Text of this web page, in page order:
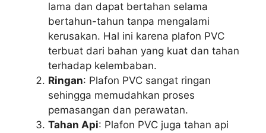
lama dan dapat bertahan selama
bertahun-tahun tanpa mengalami
kerusakan. Hal ini karena plafon PVC
terbuat dari bahan yang kuat dan tahan
terhadap kelembaban.
Ringan: Plafon PVC sangat ringan
sehingga memudahkan proses
pemasangan dan perawatan.
Tahan Api: Plafon PVC juga tahan api